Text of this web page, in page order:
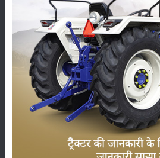
खरपतवारनाशी जैसे पेन्डीमेथालिन 30 ईसी @ 0.75-
हेक्टेयर का उपयोग भी किया जा सकता है।
अवधि बहुत महत्वपूर्ण होती है।
ये भी पढ़ें:अरहर की खेती कैसे की जाती है?
फसल की कटाई और कढ़ाई
जब पत्तियाँ गिरने लगती हैं और तना व फलियाँ भूरे
के लिए तैयार हो जाती है। कटाई के समय बीज
उनकी नमी 15% होती है।